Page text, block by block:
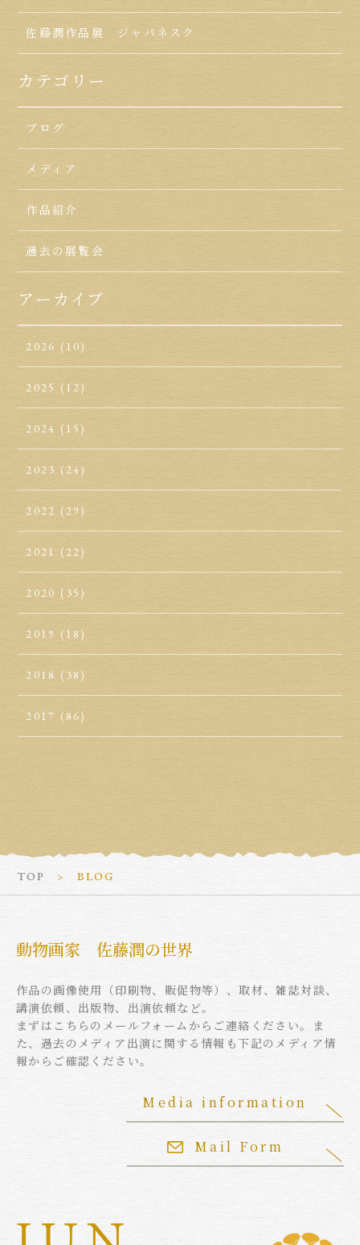
佐藤潤作品展 ジャパネスク
カテゴリー
ブログ
メディア
作品紹介
過去の展覧会
アーカイブ
2026 (10)
2025 (12)
2024 (15)
2023 (24)
2022 (29)
2021 (22)
2020 (35)
2019 (18)
2018 (38)
2017 (86)
TOP BLOG
動物画家 佐藤潤の世界
作品の画像使用（印刷物、販促物等）、取材、雑誌対談、
講演依頼、出版物、出演依頼など。
まずはこちらのメールフォームからご連絡ください。ま
た、過去のメディア出演に関する情報も下記のメディア情
報からご確認ください。
Mail Form
Media information